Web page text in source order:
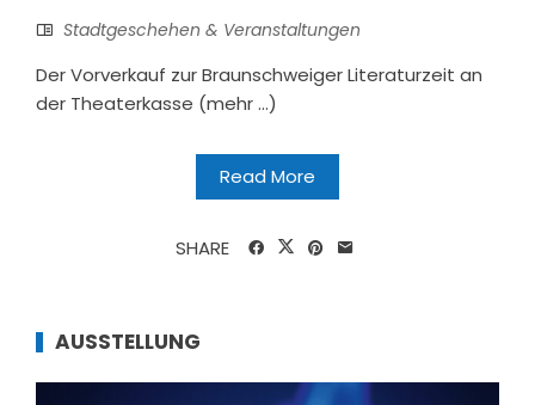
Stadtgeschehen & Veranstaltungen
Der Vorverkauf zur Braunschweiger Literaturzeit an
der Theaterkasse (mehr …)
Read More
SHARE
AUSSTELLUNG